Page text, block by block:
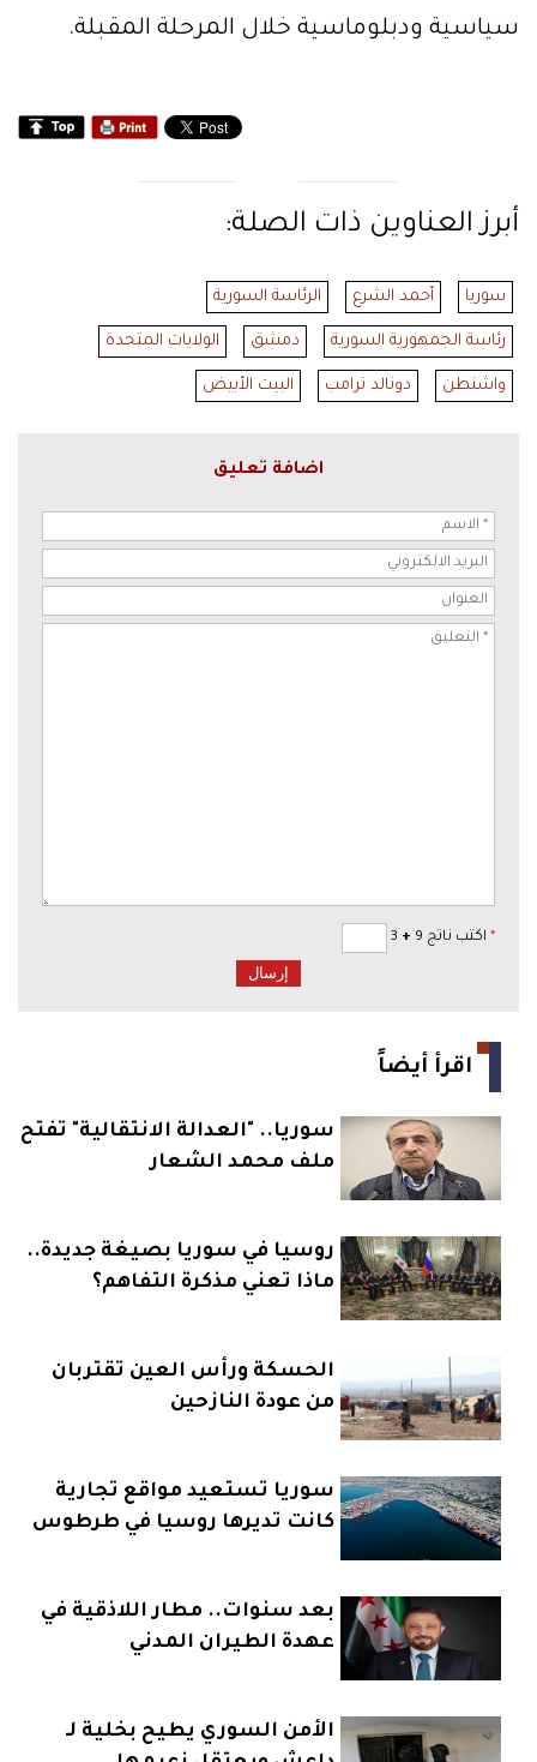
سياسية ودبلوماسية خلال المرحلة المقبلة.
أبرز العناوين ذات الصلة:
سوريا أحمد الشرع الرئاسة السورية
رئاسة الجمهورية السورية دمشق الولايات المتحدة
واشنطن دونالد ترامب البيت الأبيض
اضافة تعليق
* اكتب ناتج 9 +
اقرأ أيضاً
سوريا.. "العدالة الانتقالية" تفتح
ملف محمد الشعار
روسيا في سوريا بصيغة جديدة..
ماذا تعني مذكرة التفاهم؟
الحسكة ورأس العين تقتربان
من عودة النازحين
سوريا تستعيد مواقع تجارية
كانت تديرها روسيا في طرطوس
بعد سنوات.. مطار اللاذقية في
عهدة الطيران المدني
الأمن السوري يطيح بخلية لـ